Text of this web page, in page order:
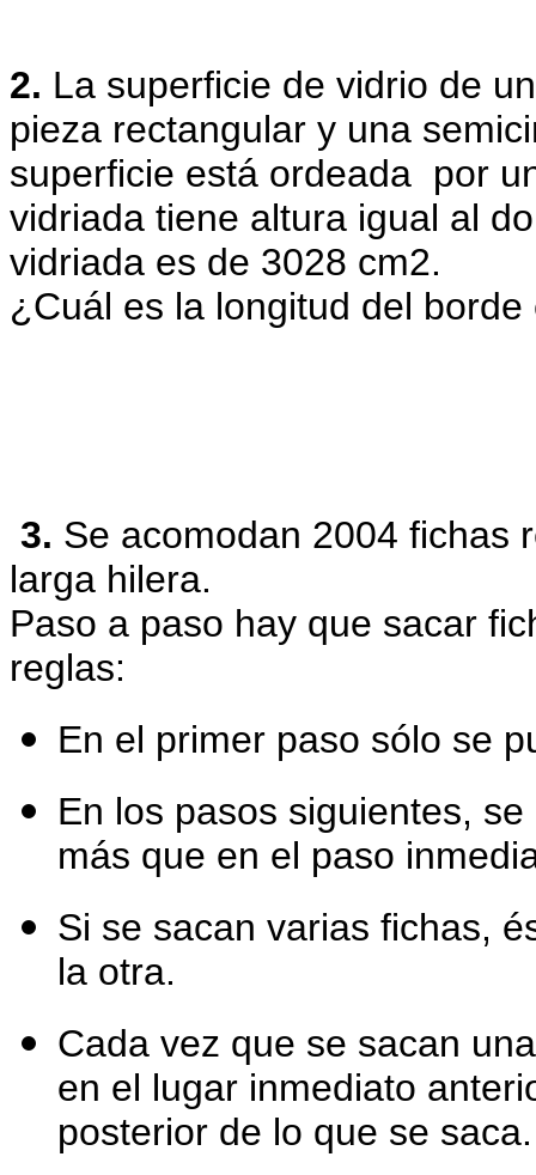
2. La superficie de vidrio de
pieza rectangular y una
superficie está ordeada por
vidriada tiene altura igual al
vidriada es de 3028 cm2.
¿Cuál es la longitud del borde
3. Se acomodan 2004 fichas
larga hilera.
Paso a paso hay que sacar
reglas:
En el primer paso sólo se
En los pasos siguientes,
más que en el paso
Si se sacan varias fichas,
la otra.
Cada vez que se sacan
en el lugar inmediato
posterior de lo que se saca.